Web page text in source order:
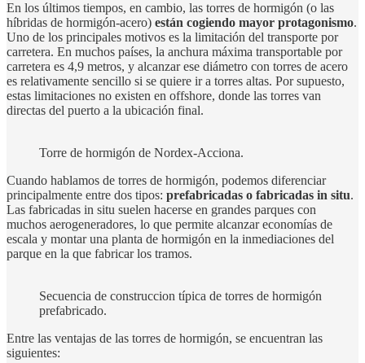
En los últimos tiempos, en cambio, las torres de hormigón (o las
híbridas de hormigón-acero) están cogiendo mayor protagonismo.
Uno de los principales motivos es la limitación del transporte por
carretera. En muchos países, la anchura máxima transportable por
carretera es 4,9 metros, y alcanzar ese diámetro con torres de acero
es relativamente sencillo si se quiere ir a torres altas. Por supuesto,
estas limitaciones no existen en offshore, donde las torres van
directas del puerto a la ubicación final.
Torre de hormigón de Nordex-Acciona.
Cuando hablamos de torres de hormigón, podemos diferenciar
principalmente entre dos tipos: prefabricadas o fabricadas in situ.
Las fabricadas in situ suelen hacerse en grandes parques con
muchos aerogeneradores, lo que permite alcanzar economías de
escala y montar una planta de hormigón en la inmediaciones del
parque en la que fabricar los tramos.
Secuencia de construccion típica de torres de hormigón
prefabricado.
Entre las ventajas de las torres de hormigón, se encuentran las
siguientes: